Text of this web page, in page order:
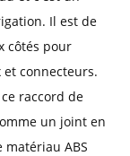
Il est de
côtés pour
connecteurs.
raccord de
un joint en
ABS